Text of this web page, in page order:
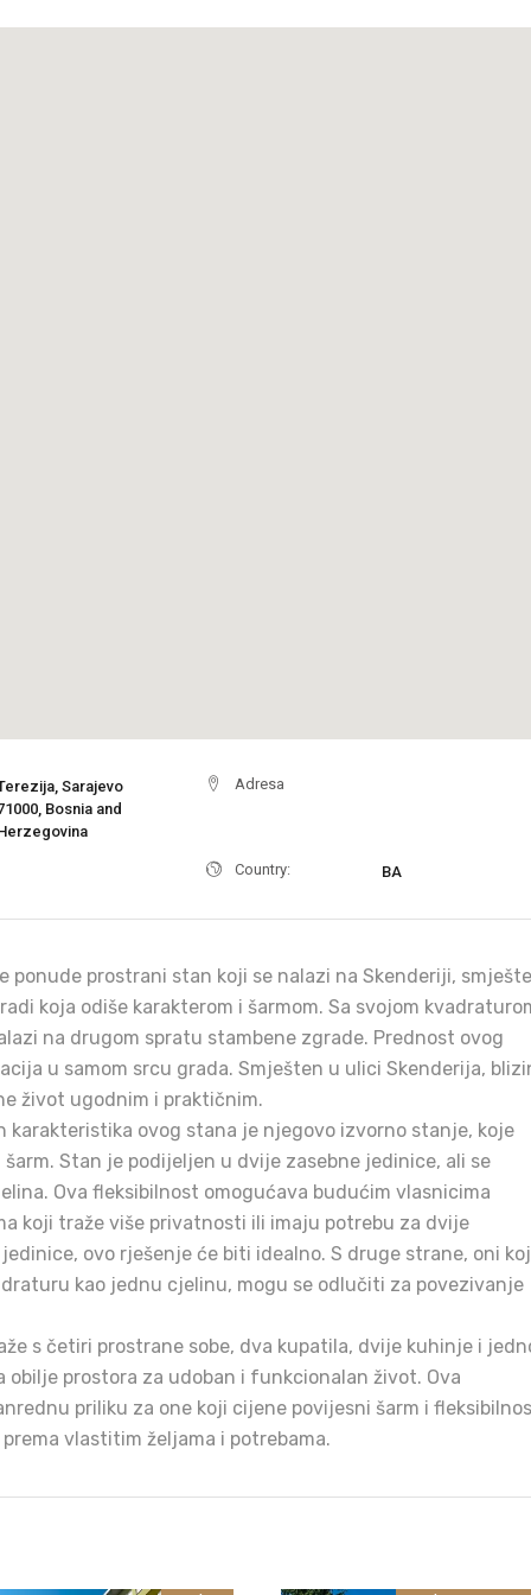
Sarajevo
Bosnia and
Adresa
Country: BA
ponude prostrani stan koji se nalazi na Skenderiji,
koja odiše karakterom i šarmom. Sa svojom
na drugom spratu stambene zgrade. Prednost ovog
u samom srcu grada. Smješten u ulici Skenderija,
život ugodnim i praktičnim.
karakteristika ovog stana je njegovo izvorno stanje, koje
Stan je podijeljen u dvije zasebne jedinice, ali se
Ova fleksibilnost omogućava budućim vlasnicima
koji traže više privatnosti ili imaju potrebu za dvije
ovo rješenje će biti idealno. S druge strane, oni
kao jednu cjelinu, mogu se odlučiti za povezivanje
s četiri prostrane sobe, dva kupatila, dvije kuhinje i
obilje prostora za udoban i funkcionalan život. Ova
priliku za one koji cijene povijesni šarm i
vlastitim željama i potrebama.